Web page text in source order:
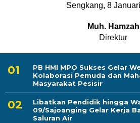
Sengkang, 8
Muh. Hamzah
Direktur
PB HMI MPO Sukses Gelar
Kolaborasi Pemuda dan
Masyarakat Pesisir
Libatkan Pendidik hingga
09/Sajoanging Gelar Kerja
Saluran Air